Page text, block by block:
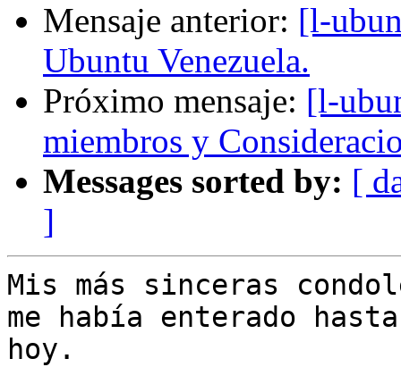
Mensaje anterior: [l-
Ubuntu Venezuela.
Próximo mensaje: [l-
miembros y
Messages sorted by: [
]
Mis más sinceras
me había enterado
hoy.